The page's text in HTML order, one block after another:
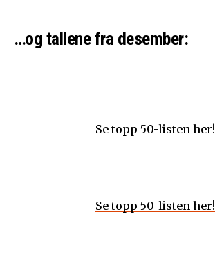
…og tallene fra desember:
Se topp 50-listen her!
Se topp 50-listen her!